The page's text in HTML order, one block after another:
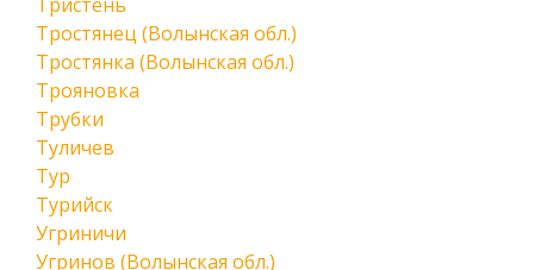
Тростянец (Волынская обл.)
Тростянка (Волынская обл.)
Трояновка
Трубки
Туличев
Тур
Турийск
Угриничи
Угринов (Волынская обл.)